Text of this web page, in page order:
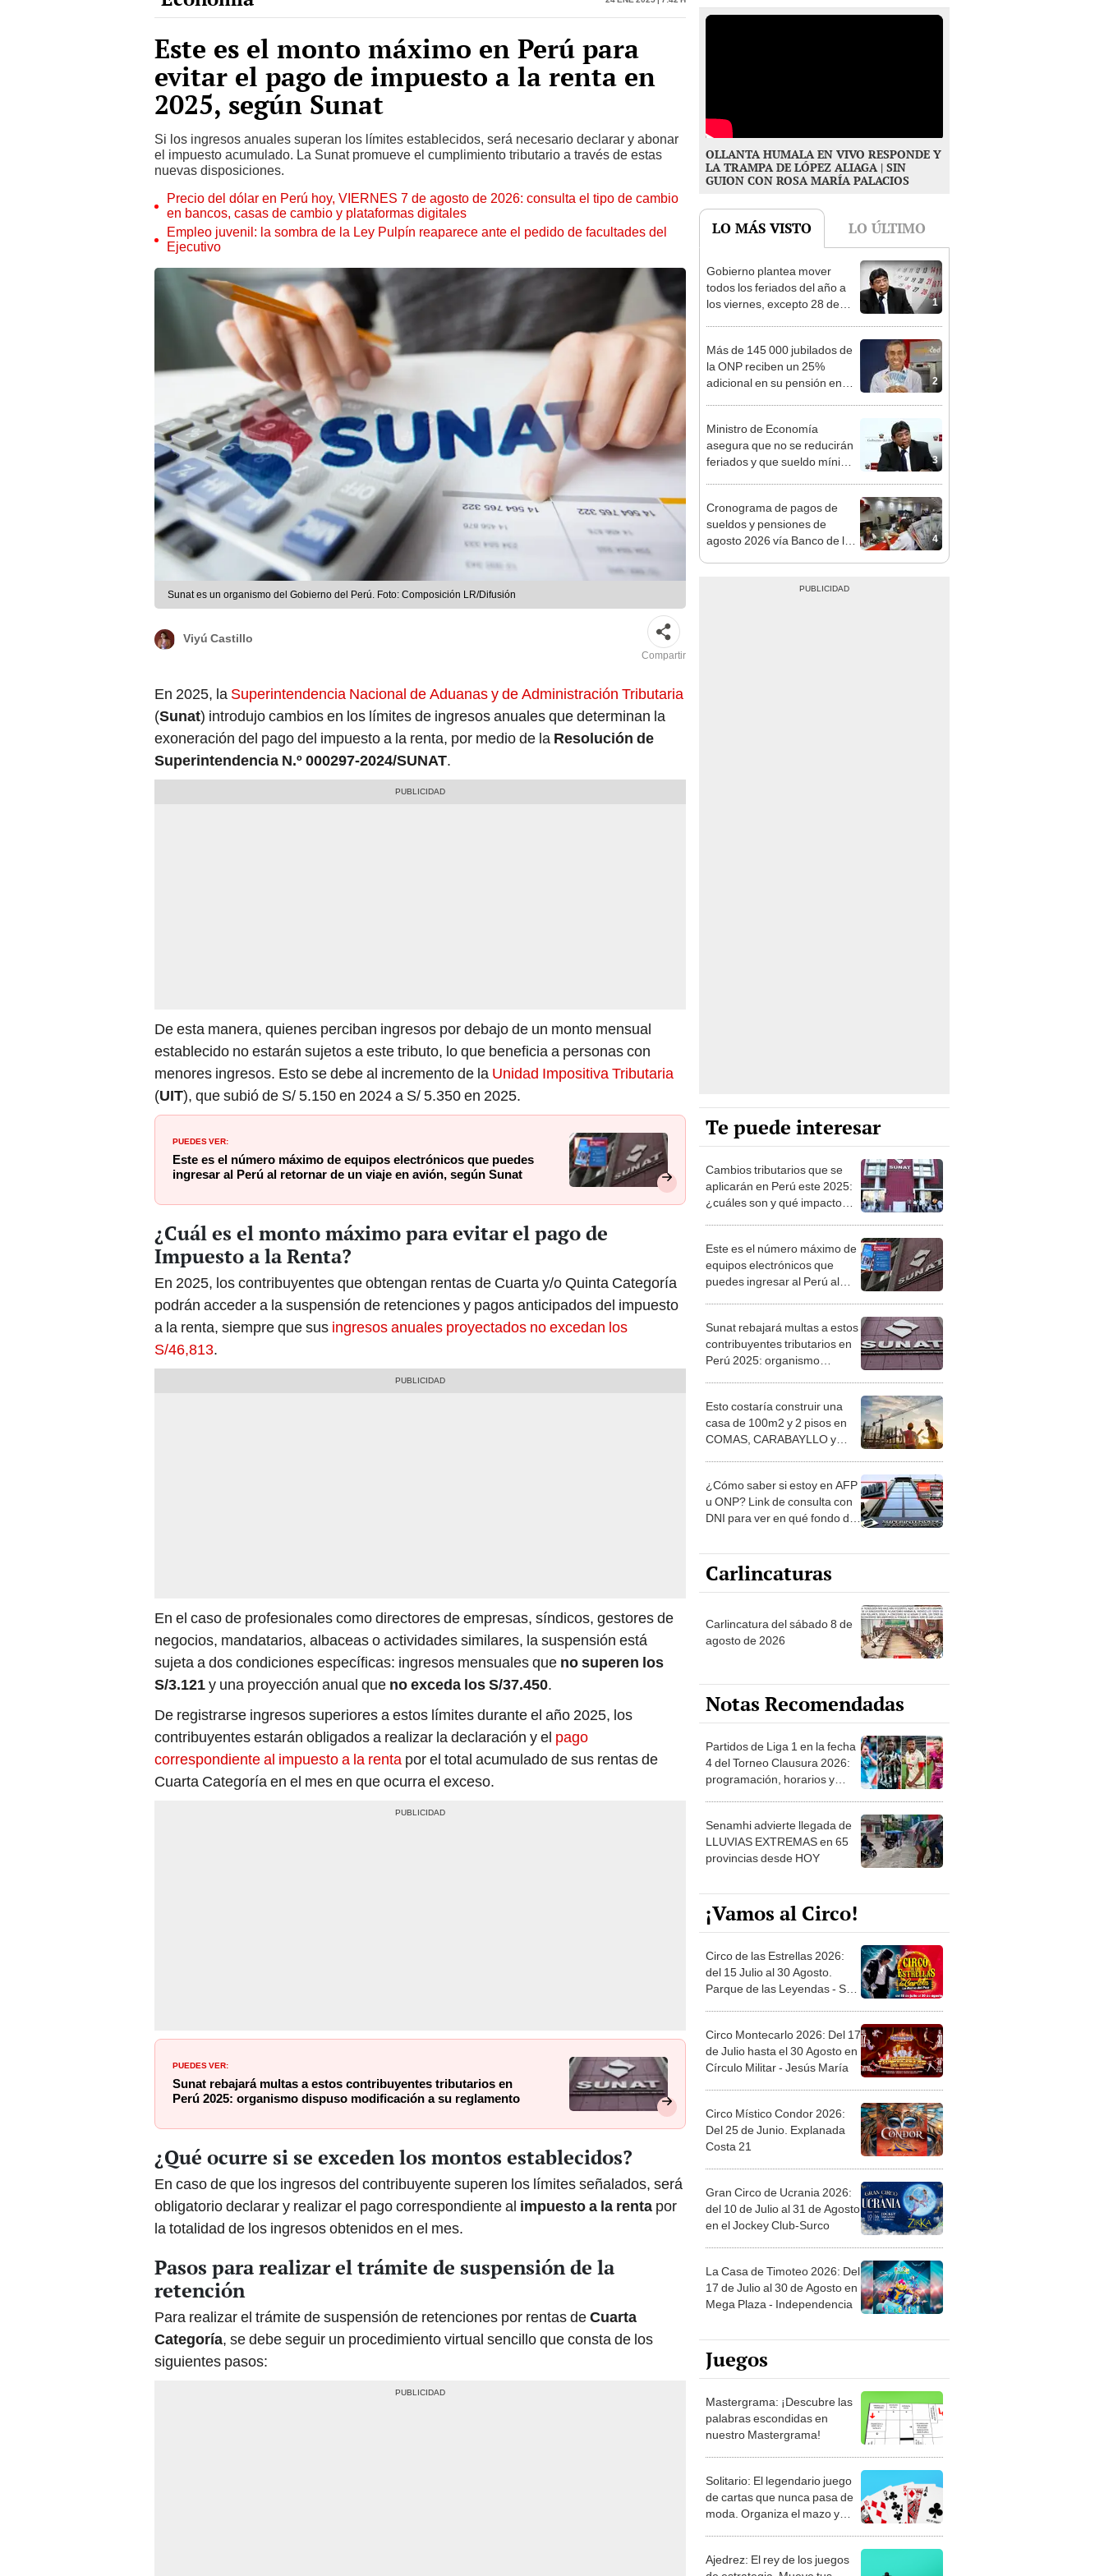
Este es el monto máximo en Perú para
evitar el pago de impuesto a la renta en
2025, según Sunat
Si los ingresos anuales superan los límites establecidos, será necesario declarar y abonar
el impuesto acumulado. La Sunat promueve el cumplimiento tributario a través de estas
nuevas disposiciones.
Precio del dólar en Perú hoy, VIERNES 7 de agosto de 2026: consulta el tipo de cambio
en bancos, casas de cambio y plataformas digitales
Empleo juvenil: la sombra de la Ley Pulpín reaparece ante el pedido de facultades del
Ejecutivo
Sunat es un organismo del Gobierno del Perú. Foto: Composición LR/Difusión
Compartir
(Sunat) introdujo cambios en los límites de ingresos anuales que determinan la
exoneración del pago del impuesto a la renta, por medio de laResolución de
Superintendencia N.º 000297-2024/SUNAT
establecido no estarán sujetos a este tributo, lo que beneficia a personas con
menores ingresos. Esto se debe al incremento de laUnidad Impositiva Tributaria
(UIT), que subió de S/ 5.150 en 2024 a S/ 5.350 en 2025.
PUEDES VER:
Este es el número máximo de equipos electrónicos que puedes
ingresar al Perú al retornar de un viaje en avión, según Sunat
¿Cuál es el monto máximo para evitar el pago de
Impuesto a la Renta?
En 2025, los contribuyentes que obtengan rentas de Cuarta y/o Quinta Categoría
podrán acceder a la suspensión de retenciones y pagos anticipados del impuesto
a la renta, siempre que susingresos anuales proyectados no excedan los
S/46,813.
negocios, mandatarios, albaceas o actividades similares, la suspensión está
sujeta a dos condiciones específicas: ingresos mensuales queno superen los
S/3.121 y una proyección anual queno exceda los S/37.450.
De registrarse ingresos superiores a estos límites durante el año 2025, los
contribuyentes estarán obligados a realizar la declaración y elpago
correspondiente al impuesto a la rentapor el total acumulado de sus rentas de
Cuarta Categoría en el mes en que ocurra el exceso.
PUEDES VER:
Sunat rebajará multas a estos contribuyentes tributarios en
Perú 2025: organismo dispuso modificación a su reglamento
¿Qué ocurre si se exceden los montos establecidos?
En caso de que los ingresos del contribuyente superen los límites señalados, será
obligatorio declarar y realizar el pago correspondiente alimpuesto a la renta por
la totalidad de los ingresos obtenidos en el mes.
Pasos para realizar el trámite de suspensión de la
retención
Para realizar el trámite de suspensión de retenciones por rentas de
Categoría, se debe seguir un procedimiento virtual sencillo que consta de los
siguientes pasos:
OLLANTA HUMALA EN VIVO RESPONDE Y
GUION CON ROSA MARÍA PALACIOS
LO MÁS VISTO
1
Gobierno plantea mover
todos los feriados del año a
los viernes, excepto 28 de
julio, Navidad y Año Nuevo
2
Más de 145 000 jubilados de
la ONP reciben un 25%
adicional en su pensión en
agosto
3
Ministro de Economía
asegura que no se reducirán
feriados y que sueldo mínimo
se aumentará en dos etapas
4
Cronograma de pagos de
sueldos y pensiones de
agosto 2026 vía Banco de la
Nación: conoce las fechas de
depósito
Te puede interesar
Cambios tributarios que se
aplicarán en Perú este 2025:
¿cuáles son y qué impacto
tendrán?
Este es el número máximo de
equipos electrónicos que
puedes ingresar al Perú al
retornar de un viaje en avión,
según Sunat
Sunat rebajará multas a estos
contribuyentes tributarios en
Perú 2025: organismo
dispuso modificación a su
Esto costaría construir una
casa de 100m2 y 2 pisos en
COMAS, CARABAYLLO y
otros distritos de LIMA
¿Cómo saber si estoy en AFP
u ONP? Link de consulta con
DNI para ver en qué fondo de
pensiones estás
Carlincaturas
agosto de 2026
Notas Recomendadas
Partidos de Liga 1 en la fecha
4 del Torneo Clausura 2026:
programación, horarios y
Senamhi advierte llegada de
LLUVIAS EXTREMAS en 65
provincias desde HOY
¡Vamos al Circo!
Circo de las Estrellas 2026:
del 15 Julio al 30 Agosto.
Parque de las Leyendas - San
Miguel
Circo Montecarlo 2026: Del 17
de Julio hasta el 30 Agosto en
Círculo Militar - Jesús María
Circo Místico Condor 2026:
Del 25 de Junio. Explanada
Costa 21
Gran Circo de Ucrania 2026:
del 10 de Julio al 31 de Agosto
en el Jockey Club-Surco
La Casa de Timoteo 2026: Del
17 de Julio al 30 de Agosto en
Mega Plaza - Independencia
Juegos
Mastergrama: ¡Descubre las
palabras escondidas en
nuestro Mastergrama!
Solitario: El legendario juego
de cartas que nunca pasa de
moda. Organiza el mazo y
demuestra tu habilidad.
Ajedrez: El rey de los juegos
de estrategia. Mueve tus
piezas, anticipa al rival y